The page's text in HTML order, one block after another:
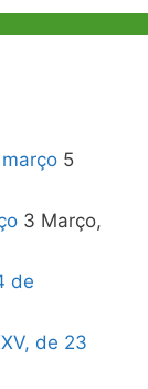
5
3 Março,
de
de 23